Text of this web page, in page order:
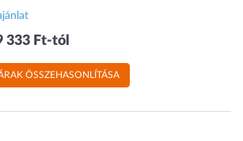
333 Ft-tól
ÖSSZEHASONLÍTÁSA